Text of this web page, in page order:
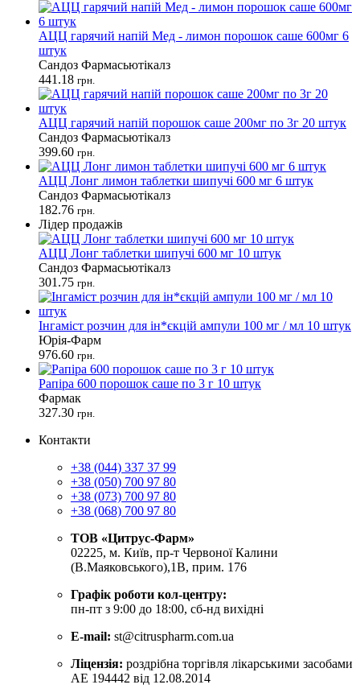
АЦЦ гарячий напій Мед - лимон порошок саше 600мг 6
штук
Сандоз Фармасьютікалз
441.18 грн.
АЦЦ гарячий напій порошок саше 200мг по 3г 20 штук
Сандоз Фармасьютікалз
399.60 грн.
АЦЦ Лонг лимон таблетки шипучі 600 мг 6 штук
Сандоз Фармасьютікалз
182.76 грн.
Лідер продажів
АЦЦ Лонг таблетки шипучі 600 мг 10 штук
Сандоз Фармасьютікалз
301.75 грн.
Інгаміст розчин для ін*єкцій ампули 100 мг / мл 10 штук
Юрія-Фарм
976.60 грн.
Рапіра 600 порошок саше по 3 г 10 штук
Фармак
327.30 грн.
Контакти
+38 (044) 337 37 99
+38 (050) 700 97 80
+38 (073) 700 97 80
+38 (068) 700 97 80
ТОВ «Цитрус-Фарм»
02225, м. Київ, пр-т Червоної Калини
(В.Маяковського),1В, прим. 176
Графік роботи кол-центру:
пн-пт з 9:00 до 18:00, сб-нд вихідні
E-mail: st@citruspharm.com.ua
Ліцензія: роздрібна торгівля лікарськими засобами
АЕ 194442 від 12.08.2014